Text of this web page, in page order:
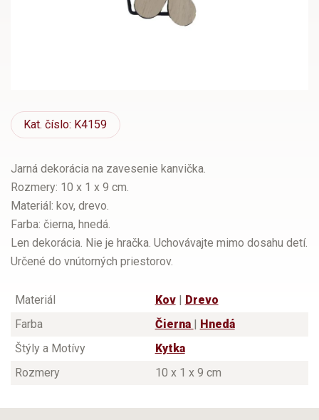
Kat. číslo: K4159
Jarná dekorácia na zavesenie kanvička.
Rozmery: 10 x 1 x 9 cm.
Materiál: kov, drevo.
Farba: čierna, hnedá.
Len dekorácia. Nie je hračka. Uchovávajte mimo dosahu detí.
Určené do vnútorných priestorov.
Materiál Kov|
Drevo
Farba
Čierna
Hnedá
Štýly a Motívy
Kytka
Rozmery
10 x 1 x 9 cm